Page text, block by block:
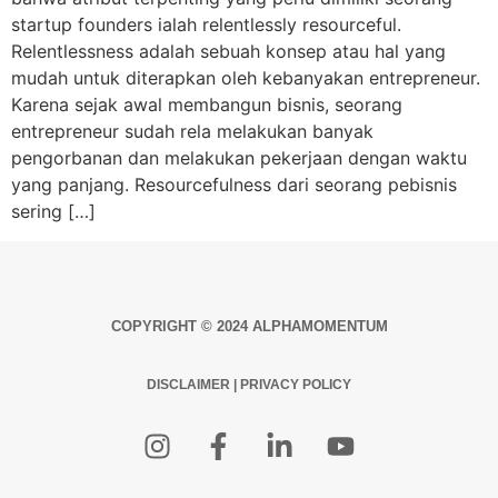
startup founders ialah relentlessly resourceful.
Relentlessness adalah sebuah konsep atau hal yang
mudah untuk diterapkan oleh kebanyakan entrepreneur.
Karena sejak awal membangun bisnis, seorang
entrepreneur sudah rela melakukan banyak
pengorbanan dan melakukan pekerjaan dengan waktu
yang panjang. Resourcefulness dari seorang pebisnis
sering […]
COPYRIGHT © 2024 ALPHAMOMENTUM
DISCLAIMER | PRIVACY POLICY